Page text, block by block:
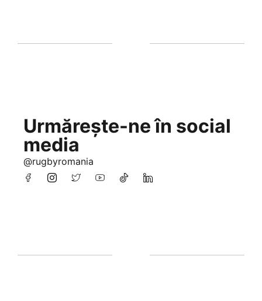
Urmărește-ne în social
media
@rugbyromania